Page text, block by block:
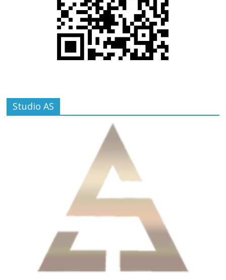
Studio AS